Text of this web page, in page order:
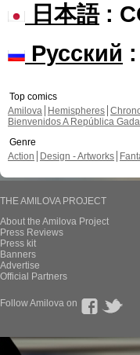
日本語:
Русский
Top comics
Amilova
Hemispheres
Bienvenidos A República Gada
Genre
Action
Design - Artworks
THE AMILOVA PROJECT
About the Amilova Project
Press Reviews
Press kit
Banners
Advertise
Official Partners
Follow Amilova on